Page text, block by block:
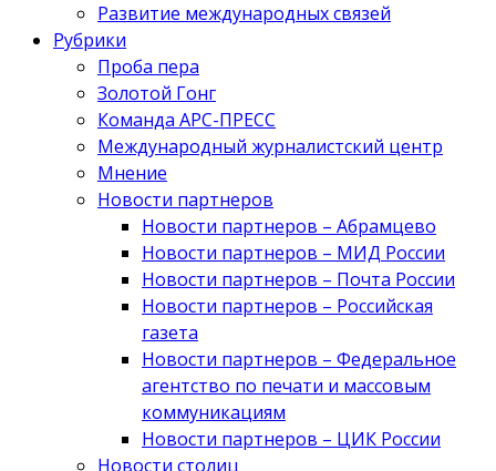
Развитие международных связей
Рубрики
Проба пера
Золотой Гонг
Команда АРС-ПРЕСС
Международный журналистский центр
Мнение
Новости партнеров
Новости партнеров – Абрамцево
Новости партнеров – МИД России
Новости партнеров – Почта России
Новости партнеров – Российская
газета
Новости партнеров – Федеральное
агентство по печати и массовым
коммуникациям
Новости партнеров – ЦИК России
Новости столиц